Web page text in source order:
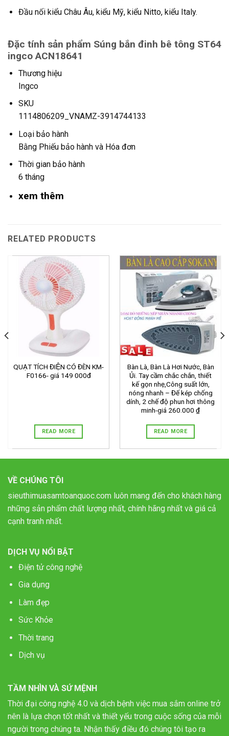
Đầu nối kiểu Châu Âu, kiểu Mỹ, kiểu Nitto, kiểu Italy.
Đặc tính sản phẩm Súng bắn đinh bê tông ST64
ingco ACN18641
Thương hiệu
Ingco
SKU
1114806209_VNAMZ-3914744133
Loại bảo hành
Bằng Phiếu bảo hành và Hóa đơn
Thời gian bảo hành
6 tháng
xem thêm
RELATED PRODUCTS
QUẠT TÍCH ĐIỆN CÓ ĐÈN KM-
F0166- giá 149 000đ
READ MORE
Bàn Là, Bàn Là Hơi Nước, Bàn
Ủi. Tay cầm chắc chắn, thiết
kế gọn nhẹ,Công suất lớn,
nóng nhanh – Đế kép chống
dính, 2 chế độ phun hơi thông
minh-giá 260.000 ₫
READ MORE
VỀ CHÚNG TÔI
sieuthimuasamtoanquoc.com luôn mang đến cho khách hàng
những sản phẩm chất lượng nhất, chính hãng nhất và giá cả
cạnh tranh nhất.
DỊCH VỤ NỔI BẬT
Điện tử công nghệ
Gia dụng
Làm đẹp
Sức Khỏe
Thời trang
Dịch vụ
TẦM NHÌN VÀ SỨ MỆNH
Thời đại công nghệ 4.0 và dịch bệnh việc mua sắm online trở
nên là lựa chọn tốt nhất và thiết yếu trong cuộc sống của mỗi
người trong chúng ta. Nhận thấy điều đó chúng tôi tạo ra